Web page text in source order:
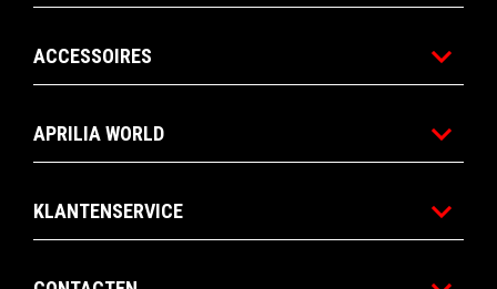
ACCESSOIRES
APRILIA WORLD
KLANTENSERVICE